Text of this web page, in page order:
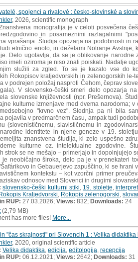
spojenci a rivalové : česko-slovinské a
, 2026, scientific monograph
monografija je v celoti posvečena
in posameznimi razlagalnimi
vprašanja. Študija opozarja na podobnosti in
etnično enoto, in deželami Notranje
Delo ugotavlja, da se je oblikovanje
imeli oziroma je niso znali poiskati. Nadalje
služili za zgled. To se je kazalo vse do
Rokopisov kraljedvorskih in zelenogorskih
v podrejen položaj nasproti Čehom, čeprav
V slovensko-češki smeri delo opozarja
slovenske književnosti (npr. Prešernova).
kulturne izmenjave med dvema narodoma;
"krvno vez". Slednja pa ni bila
pojavila v predmarčnem času, ampak tudi
(slovenističnemu, slavističnemu in
identitete in njene geneze v 19.
znanstvena študija, ki zelo uspešno
kulturne oz. intelektualne zgodovine.
strok se ne mešajo – primerjajo in dopolnjujejo
je neobičajno široka, delo pa je v prenekateri
in Gebauerjevo zapuščino, ki se hrani
kontekstu – kot vzorčni primer
odnosov med Slovenci in drugimi
slovensko-češki kulturni stiki 19. stoletje
Kraljedvorski Rokopis zelenogorski
RUP: 27.03.2026; Views: 832; Downloads: 24
(2,79 MB)
has more files! More...
"čas skrajnosti" pri Slovencih 1 : Velika
, 2020, original scientific article
Velika didaktika edicija editologija recepcija
RUP: 06.12.2021; Views: 2642; Downloads: 31